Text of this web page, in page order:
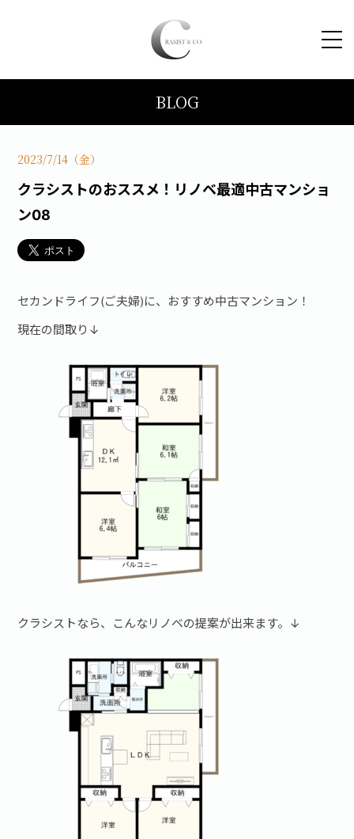
コンセプト
施工事例
ブログ
お問い合わせ·資料請求
BLOG
2023/7/14（金）
クラシストのおススメ！リノベ最適中古マンショ
ン08
セカンドライフ(ご夫婦)に、おすすめ中古マンション！
現在の間取り↓
クラシストなら、こんなリノベの提案が出来ます。↓